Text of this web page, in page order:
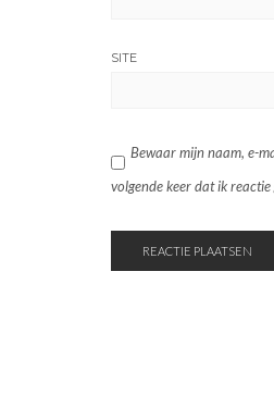
SITE
Bewaar mijn naam, e-
volgende keer dat ik reactie